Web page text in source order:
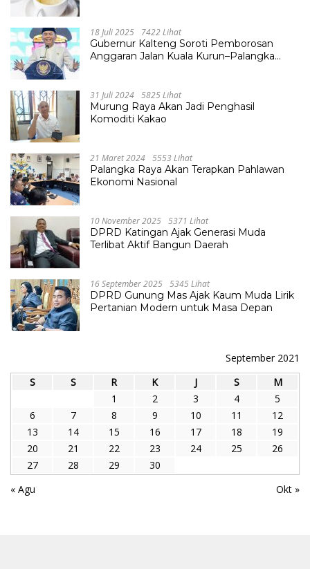
18 Juli 2025 7422 Lihat
Gubernur Kalteng Soroti Pemborosan
Anggaran Jalan Kuala Kurun–Palangka
31 Juli 2024 5825 Lihat
Murung Raya Akan Jadi Penghasil
Komoditi Kakao
21 Maret 2024 5553 Lihat
Palangka Raya Akan Terapkan Pahlawan
Ekonomi Nasional
10 November 2025 5371 Lihat
DPRD Katingan Ajak Generasi Muda
Terlibat Aktif Bangun Daerah
16 September 2025 5345 Lihat
DPRD Gunung Mas Ajak Kaum Muda Lirik
Pertanian Modern untuk Masa Depan
September 2021
S
S R K J S
M
1
2 3 4
5
6
7 8 9 10 11
12
13
14 15 16 17 18
19
20
21 22 23 24 25
26
27
28 29
30
« Agu
Okt »